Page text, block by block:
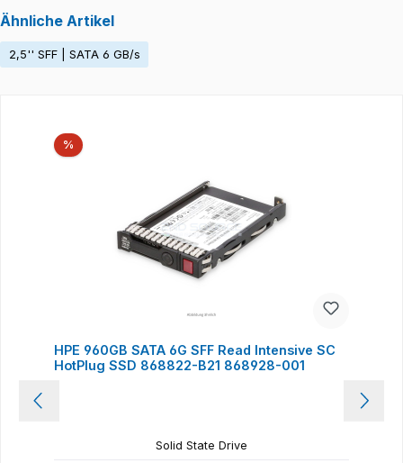
Ähnliche Artikel
2,5'' SFF | SATA 6 GB/s
%Rabatt
HPE 960GB SATA 6G SFF Read Intensive SC
HotPlug SSD 868822-B21 868928-001
Solid State Drive